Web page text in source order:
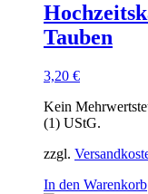
Tauben
3,20 €
Kein
(1) UStG.
zzgl.
In den Warenkorb